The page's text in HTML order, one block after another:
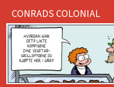
CONRADS COLONIAL